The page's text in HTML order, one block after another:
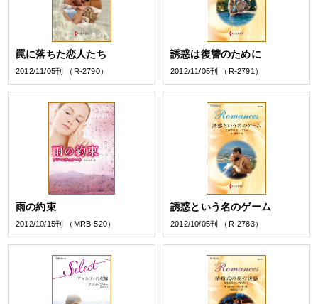
罠に落ちた恋人たち
2012/11/05刊 （R-2790）
誘惑は復讐のために
2012/11/05刊 （R-2791）
雨の約束
2012/10/15刊 （MRB-520）
誘惑という名のゲーム
2012/10/05刊 （R-2783）